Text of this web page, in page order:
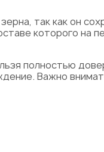
так как он
которого на
полностью
Важно